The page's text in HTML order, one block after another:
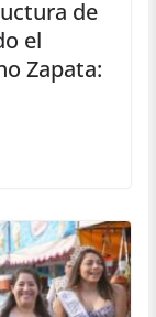
de
el
Zapata: